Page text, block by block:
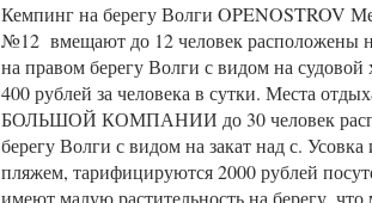
Кемпинг на берегу Волги OPENOSTROV
№12 вмещают до 12 человек расположены
на правом берегу Волги с видом на
400 рублей за человека в сутки. Места
БОЛЬШОЙ КОМПАНИИ до 30 человек
берегу Волги с видом на закат над с.
пляжем, тарифицируются 2000 рублей